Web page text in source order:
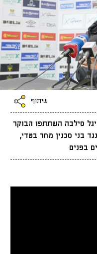
שיתוף
סילבה השתתפו הבוקר
בני סכנין מחר בטדי,